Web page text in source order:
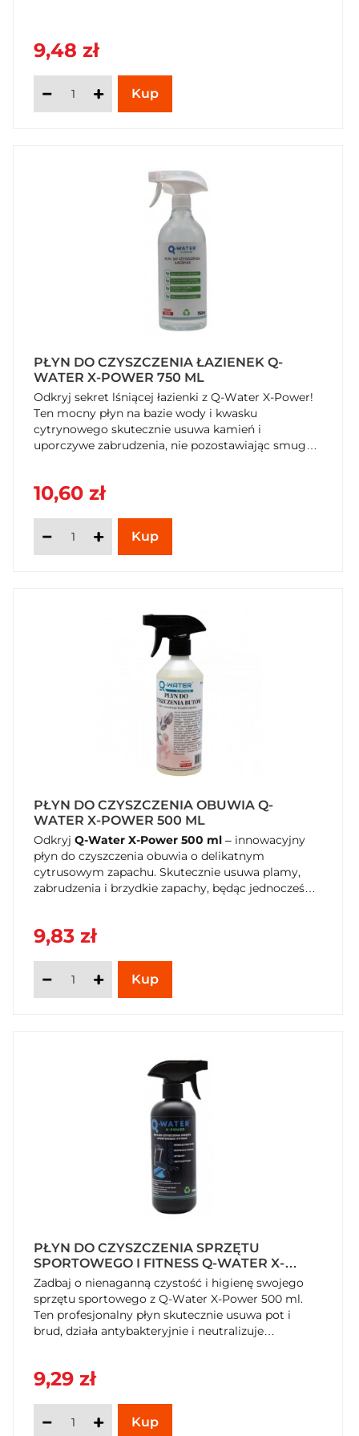
9,48 zł
PŁYN DO CZYSZCZENIA ŁAZIENEK Q-
WATER X-POWER 750 ML
Odkryj sekret lśniącej łazienki z Q-Water X-Power!
Ten mocny płyn na bazie wody i kwasku
cytrynowego skutecznie usuwa kamień i
uporczywe zabrudzenia, nie pozostawiając smug
formułą. Kup teraz w SzybkiKoszyk.pl!
10,60 zł
PŁYN DO CZYSZCZENIA OBUWIA Q-
WATER X-POWER 500 ML
Odkryj Q-Water X-Power 500 ml – innowacyjny
płyn do czyszczenia obuwia o delikatnym
cytrusowym zapachu. Skutecznie usuwa plamy,
zabrudzenia i brzydkie zapachy, będąc jednocześnie
butów bez wysiłku. Kup teraz w SzybkiKoszyk.pl!
9,83 zł
PŁYN DO CZYSZCZENIA SPRZĘTU
SPORTOWEGO I FITNESS Q-WATER X-
POWER 500 ML
Zadbaj o nienaganną czystość i higienę swojego
sprzętu sportowego z Q-Water X-Power 500 ml.
Ten profesjonalny płyn skutecznie usuwa pot i
brud, działa antybakteryjnie i neutralizuje
innych. Kup teraz w SzybkiKoszyk.pl!
9,29 zł